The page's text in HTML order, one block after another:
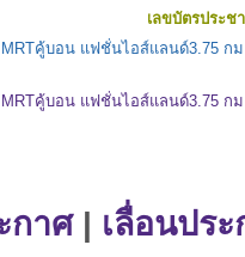
เลขบัตรประ
คู้บอน แฟชั่นไอส์แลนด์3.75 ก
คู้บอน แฟชั่นไอส์แลนด์3.75 ก
กาศ| เลื่อนปร